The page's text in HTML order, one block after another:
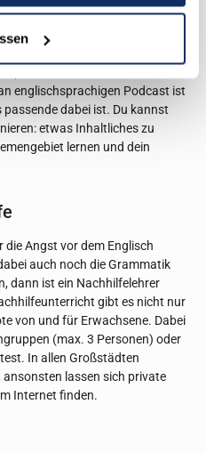
englischsprachigen Podcast ist
dabei ist. Du kannst
etwas Inhaltliches zu
lernen und dein
Angst vor dem Englisch
auch noch die Grammatik
dann ist ein Nachhilfelehrer
gibt es nicht nur
von und für Erwachsene. Dabei
(max. 3 Personen) oder
In allen Großstädten
lassen sich private
Internet finden.